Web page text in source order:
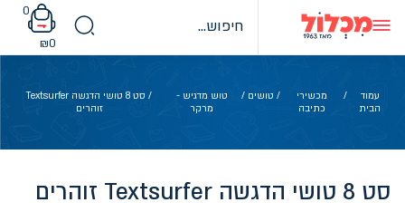
content
0
₪0
עמוד
הבית
/
מכשירי
כתיבה
/ טושים /
טוש מדגיש -
מרקר
/ סט 8 טושי הדגשה Textsurfer
זוהרים
סט 8 טושי הדגשה Textsurfer זוהרים